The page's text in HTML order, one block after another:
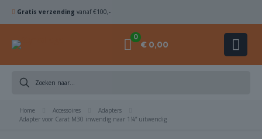
Gratis verzending vanaf €100,-
0
€ 0,00
Home Accessoires
Adapters
Adapter voor Carat M30 inwendig naar 1¼” uitwendig
ZAAGBLADEN